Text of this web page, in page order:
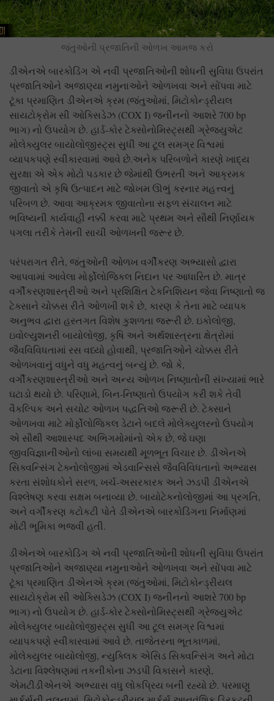
જંતુઓની પ્રજાતિની ઓળખ આમજ કરો
ડીએનએ બારકોડિંગ એ નવી પ્રજાતિઓની શોધની સુવિધા ઉપરાંત
પ્રજાતિઓને અજાણ્યા નમુનાઓને ઓળખવા અને સોંપવા માટે
ટૂંકા પ્રમાણિત ડીએનએ ક્રમ (જંતુઓમાં, મિટોકોન્ડ્રીયલ
સાયટોક્રોમ સી ઓક્સિડેઝ (COX I) જનીનનો આશરે 700 bp
ભાગ) નો ઉપયોગ છે. હાર્ડ-કોર ટેક્સોનોમિસ્ટ્સથી ગ્રેજ્યુએટ
મોલેક્યુલર બાયોલોજીસ્ટ્સ સુધી આ ટૂલ સમગ્ર વિશ્વમાં
વ્યાપકપણે સ્વીકારવામાં આવે છે.અનેક પરિબળોને કારણે ખાદ્ય
સુરક્ષા એ એક મોટો પડકાર છે જેમાંથી ઉભરતી અને આક્રમક
જીવાતો એ કૃષિ ઉત્પાદન માટે જોખમ ઊભું કરનાર મહત્ત્વનું
પરિબળ છે. આવા આક્રમક જીવાતોના સફળ સંચાલન માટે
ભવિષ્યની કાર્યવાહી નક્કી કરવા માટે પ્રથમ અને સૌથી નિર્ણાયક
પગલા તરીકે તેમની સાચી ઓળખની જરૂર છે.
પરંપરાગત રીતે, જંતુઓની ઓળખ વર્ગીકરણ અભ્યાસો દ્વારા
આપવામાં આવેલા મોર્ફોલોજિકલ નિદાન પર આધારિત છે. માત્ર
વર્ગીકરણશાસ્ત્રીઓ અને પ્રશિક્ષિત ટેકનિશિયન જેવા નિષ્ણાતો જ
ટેક્સાને ચોક્કસ રીતે ઓળખી શકે છે, કારણ કે તેના માટે વ્યાપક
અનુભવ દ્વારા હસ્તગત વિશેષ કુશળતા જરૂરી છે. ઇકોલોજી,
ઇવોલ્યુશનરી બાયોલોજી, કૃષિ અને અર્થશાસ્ત્રના ક્ષેત્રોમાં
જૈવવિવિધતામાં રસ વધ્યો હોવાથી, પ્રજાતિઓને ચોક્કસ રીતે
ઓળખવાનું વધુને વધુ મહત્વનું બન્યું છે. જો કે,
વર્ગીકરણશાસ્ત્રીઓ અને અન્ય ઓળખ નિષ્ણાતોની સંખ્યામાં ભારે
ઘટાડો થયો છે. પરિણામે, બિન-નિષ્ણાતો ઉપયોગ કરી શકે તેવી
વૈકલ્પિક અને સચોટ ઓળખ પદ્ધતિઓ જરૂરી છે. ટેક્સાને
ઓળખવા માટે મોર્ફોલોજિકલ ડેટાને બદલે મોલેક્યુલરનો ઉપયોગ
એ સૌથી આશાસ્પદ અભિગમોમાંનો એક છે, જે ઘણા
જીવવિજ્ઞાનીઓનો લાંબા સમયથી મૂળભૂત વિચાર છે. ડીએનએ
સિક્વન્સિંગ ટેક્નોલોજીમાં એડવાન્સિસે જૈવવિવિધતાનો અભ્યાસ
કરતા સંશોધકોને સરળ, ખર્ચ-અસરકારક અને ઝડપી ડીએનએ
વિશ્લેષણ કરવા સક્ષમ બનાવ્યા છે. બાયોટેકનોલોજીમાં આ પ્રગતિ,
અને વર્ગીકરણ કટોકટી પોતે ડીએનએ બારકોડિંગના નિર્માણમાં
મોટી ભૂમિકા ભજવી હતી.
ડીએનએ બારકોડિંગ એ નવી પ્રજાતિઓની શોધની સુવિધા ઉપરાંત
પ્રજાતિઓને અજાણ્યા નમુનાઓને ઓળખવા અને સોંપવા માટે
ટૂંકા પ્રમાણિત ડીએનએ ક્રમ (જંતુઓમાં, મિટોકોન્ડ્રીયલ
સાયટોક્રોમ સી ઓક્સિડેઝ (COX I) જનીનનો આશરે 700 bp
ભાગ) નો ઉપયોગ છે. હાર્ડ-કોર ટેક્સોનોમિસ્ટ્સથી ગ્રેજ્યુએટ
મોલેક્યુલર બાયોલોજીસ્ટ્સ સુધી આ ટૂલ સમગ્ર વિશ્વમાં
વ્યાપકપણે સ્વીકારવામાં આવે છે. તાજેતરના ભૂતકાળમાં,
મોલેક્યુલર બાયોલોજી, ન્યુક્લિક એસિડ સિક્વન્સિંગ અને મોટા
ડેટાના વિશ્લેષણમાં તકનીકોના ઝડપી વિકાસને કારણે,
એમટીડીએનએ અભ્યાસ વધુ લોકપ્રિય બની રહ્યો છે. પરમાણુ